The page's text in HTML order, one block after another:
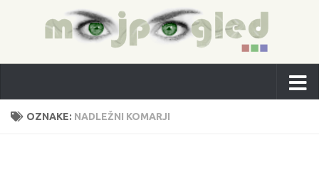
OZNAKE: NADLEŽNI KOMARJI